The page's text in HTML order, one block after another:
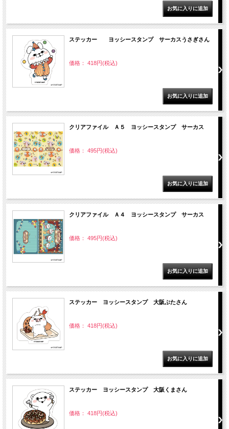
ステッカー ヨッシースタンプ サーカスうさぎさん
価格： 418円(税込)
クリアファイル Ａ５ ヨッシースタンプ サーカス
価格： 495円(税込)
クリアファイル Ａ４ ヨッシースタンプ サーカス
価格： 495円(税込)
ステッカー ヨッシースタンプ 大阪ぶたさん
価格： 418円(税込)
ステッカー ヨッシースタンプ 大阪くまさん
価格： 418円(税込)